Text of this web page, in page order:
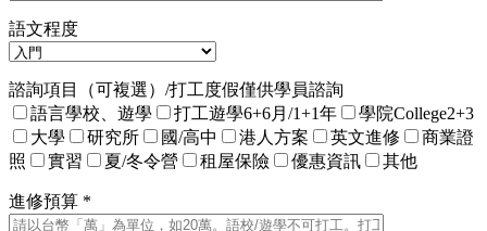
語文程度
諮詢項目（可複選）/打工度假僅供學員諮詢
語言學校、遊學
打工遊學6+6月/1+1年
學院College2+3
大學
研究所 國/高中 港人方案 英文進修
商業證
照
實習 夏/冬令營 租屋保險 優惠資訊 其他
進修預算 *